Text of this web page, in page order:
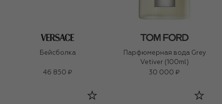
Бейсболка
46 850 ₽
Парфюмерная вода Grey
Vetiver (100ml)
30 000 ₽